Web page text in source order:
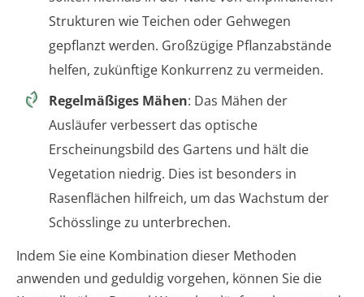
Strukturen wie Teichen oder Gehwegen
gepflanzt werden. Großzügige Pflanzabstände
helfen, zukünftige Konkurrenz zu vermeiden.
Regelmäßiges Mähen: Das Mähen der
Ausläufer verbessert das optische
Erscheinungsbild des Gartens und hält die
Vegetation niedrig. Dies ist besonders in
Rasenflächen hilfreich, um das Wachstum der
Schösslinge zu unterbrechen.
Indem Sie eine Kombination dieser Methoden
anwenden und geduldig vorgehen, können Sie die